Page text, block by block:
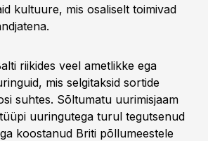
kultuure, mis osaliselt toimivad
riikides veel ametlikke ega
mis selgitaksid sortide
suhtes. Sõltumatu uurimisjaam
uuringutega turul tegutsenud
koostanud Briti põllumeestele